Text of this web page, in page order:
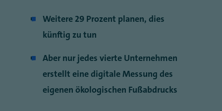
Weitere 29 Prozent planen, dies
künftig zu tun
Aber nur jedes vierte Unternehmen
erstellt eine digitale Messung des
eigenen ökologischen Fußabdrucks